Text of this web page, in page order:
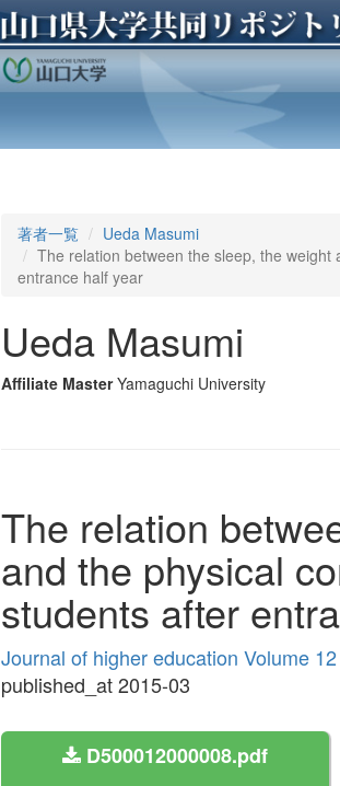
著者一覧
Ueda Masumi
The relation between the sleep, the
entrance half year
Ueda Masumi
Affiliate Master Yamaguchi University
The relation
and the physical
students after
Journal of higher education Volume 12
published_at 2015-03
D500012000008.pdf